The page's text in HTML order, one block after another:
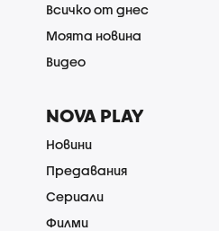
Всичко от днес
Моята новина
Видео
NOVA PLAY
Новини
Предавания
Сериали
Филми